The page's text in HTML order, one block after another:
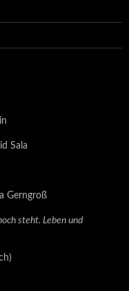
Sala
Gerngroß
steht. Leben und